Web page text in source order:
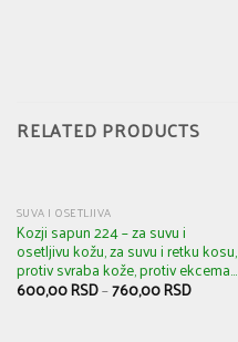
RELATED PRODUCTS
SUVA I OSETLJIVA
Kozji sapun 224 – za suvu i
osetljivu kožu, za suvu i retku kosu,
protiv svraba kože, protiv ekcema…
600,00RSD–760,00RSD